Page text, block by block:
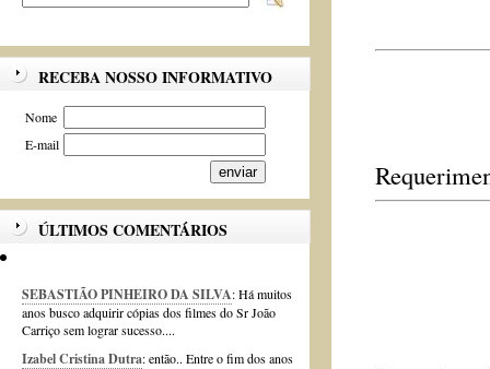
RECEBA NOSSO INFORMATIVO
Nome
E-mail
ÚLTIMOS COMENTÁRIOS
SEBASTIÃO PINHEIRO DA SILVA: Há muitos
anos busco adquirir cópias dos filmes do Sr João
Carriço sem lograr sucesso....
Izabel Cristina Dutra: então.. Entre o fim dos anos